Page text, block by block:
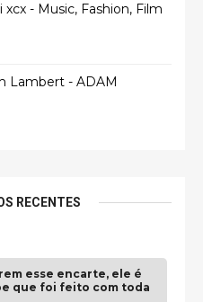
xcx - Music, Fashion, Film
Lambert - ADAM
RECENTES
esse encarte, ele é
que foi feito com toda